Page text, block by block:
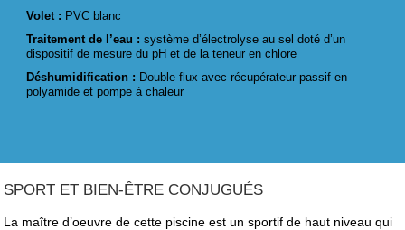
Volet : PVC blanc
Traitement de l’eau :système d’électrolyse au sel doté d’un
dispositif de mesure du pH et de la teneur en chlore
Déshumidification : Double flux avec récupérateur passif en
polyamide et pompe à chaleur
SPORT ET BIEN-ÊTRE CONJUGUÉS
La maître d’oeuvre de cette piscine est un sportif de haut niveau qui